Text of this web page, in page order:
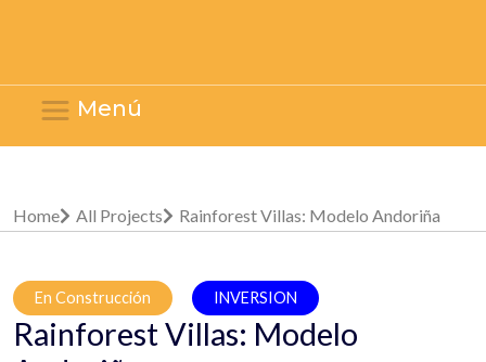
Menú
Home All Projects Rainforest Villas: Modelo Andoriña
En Construcción INVERSION
Rainforest Villas: Modelo